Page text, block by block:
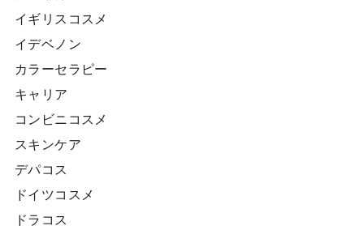
イギリスコスメ
イデベノン
カラーセラピー
キャリア
コンビニコスメ
スキンケア
デパコス
ドイツコスメ
ドラコス